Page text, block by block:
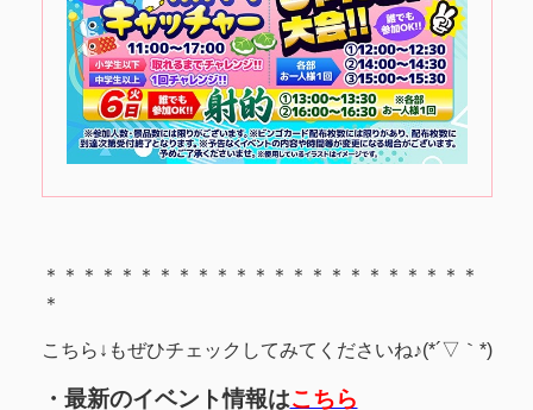
＊＊＊＊＊＊＊＊＊＊＊＊＊＊＊＊＊＊＊＊＊＊＊
＊
こちら↓もぜひチェックしてみてくださいね♪(*´▽｀*)
・最新のイベント情報はこちら